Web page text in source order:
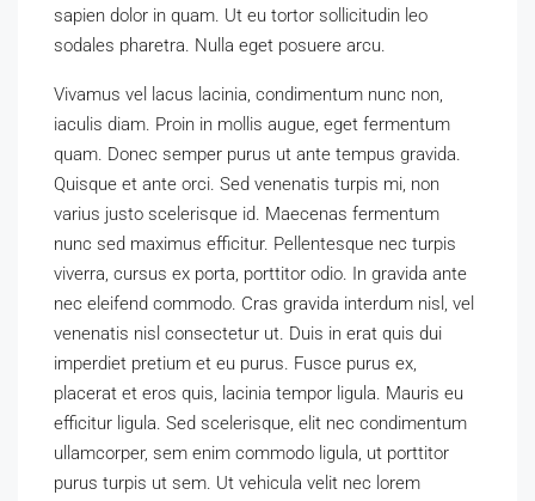
sapien dolor in quam. Ut eu tortor sollicitudin leo
sodales pharetra. Nulla eget posuere arcu.
Vivamus vel lacus lacinia, condimentum nunc non,
iaculis diam. Proin in mollis augue, eget fermentum
quam. Donec semper purus ut ante tempus gravida.
Quisque et ante orci. Sed venenatis turpis mi, non
varius justo scelerisque id. Maecenas fermentum
nunc sed maximus efficitur. Pellentesque nec turpis
viverra, cursus ex porta, porttitor odio. In gravida ante
nec eleifend commodo. Cras gravida interdum nisl, vel
venenatis nisl consectetur ut. Duis in erat quis dui
imperdiet pretium et eu purus. Fusce purus ex,
placerat et eros quis, lacinia tempor ligula. Mauris eu
efficitur ligula. Sed scelerisque, elit nec condimentum
ullamcorper, sem enim commodo ligula, ut porttitor
purus turpis ut sem. Ut vehicula velit nec lorem